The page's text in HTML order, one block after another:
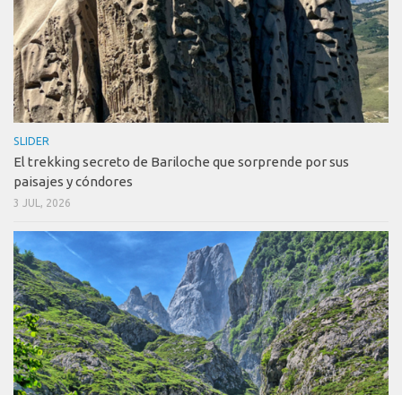
SLIDER
El trekking secreto de Bariloche que sorprende por sus
paisajes y cóndores
3 JUL, 2026